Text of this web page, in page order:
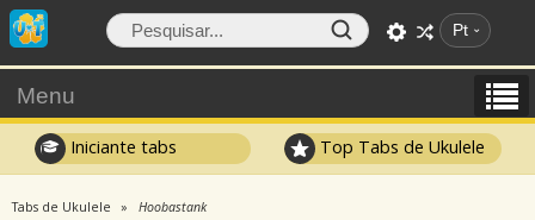
Pt
Menu
Iniciante tabs Top Tabs de Ukulele
Tabs de Ukulele Hoobastank